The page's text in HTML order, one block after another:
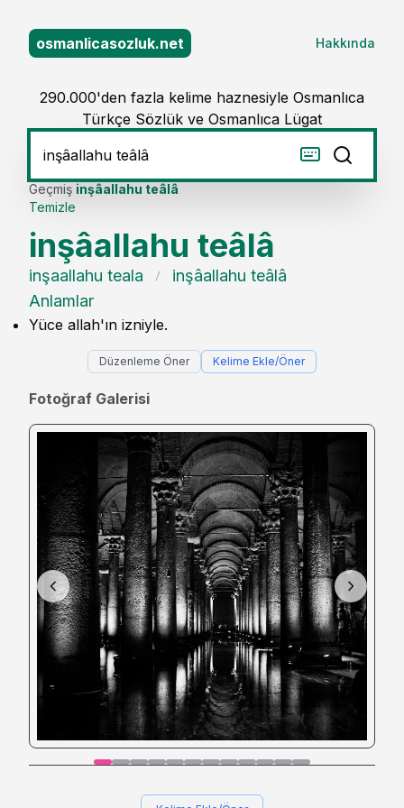
osmanlicasozluk.net Hakkında
290.000'den fazla kelime haznesiyle Osmanlıca
Türkçe Sözlük ve Osmanlıca Lügat
Geçmiş
Temizle
inşâallahu teâlâ
inşâallahu teâlâ
inşaallahu teala
inşâallahu teâlâ
Anlamlar
Yüce allah'ın izniyle.
Düzenleme Öner Kelime Ekle/Öner
Fotoğraf Galerisi